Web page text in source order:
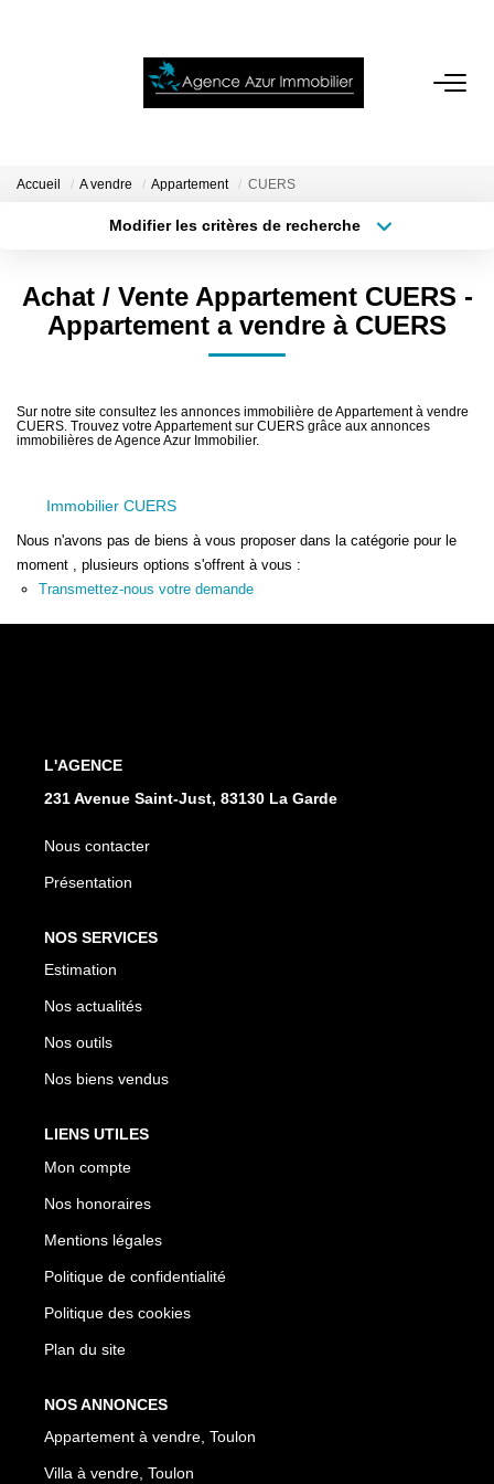
ACCUEIL
VENTES
NOTRE AGENCE
CONTACT
Accueil A vendre Appartement CUERS
Modifier les critères de recherche
Surface min Budget max
Achat / Vente Appartement CUERS -
Appartement a vendre à CUERS
Sur notre site consultez les annonces immobilière de Appartement à vendre
CUERS. Trouvez votre Appartement sur CUERS grâce aux annonces
immobilières de Agence Azur Immobilier.
Immobilier CUERS
Nous n'avons pas de biens à vous proposer dans la catégorie pour le
moment , plusieurs options s'offrent à vous :
Transmettez-nous votre demande
L'AGENCE
231 Avenue Saint-Just, 83130 La Garde
Nous contacter
Présentation
NOS SERVICES
Estimation
Nos actualités
Nos outils
Nos biens vendus
LIENS UTILES
Mon compte
Nos honoraires
Mentions légales
Politique de confidentialité
Politique des cookies
Plan du site
NOS ANNONCES
Appartement à vendre, Toulon
Villa à vendre, Toulon